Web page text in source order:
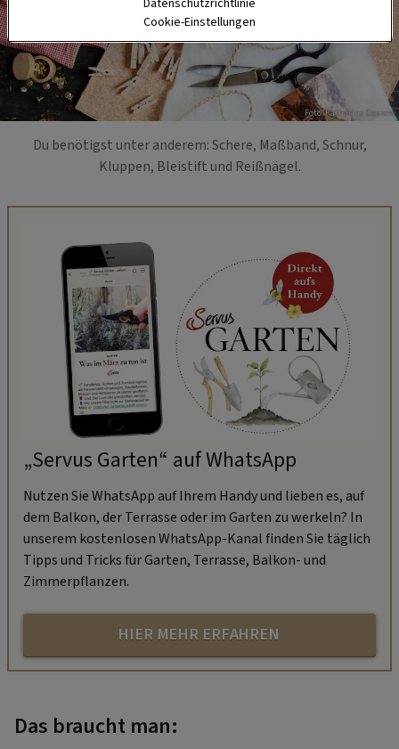
Foto: Katharina Gossow
Du benötigst unter anderem: Schere, Maßband, Schnur,
Kluppen, Bleistift und Reißnägel.
„Servus Garten“ auf WhatsApp
Nutzen Sie WhatsApp auf Ihrem Handy und lieben es, auf
dem Balkon, der Terrasse oder im Garten zu werkeln? In
unserem kostenlosen WhatsApp-Kanal finden Sie täglich
Tipps und Tricks für Garten, Terrasse, Balkon- und
Zimmerpflanzen.
HIER MEHR ERFAHREN
Das braucht man:
Datenschutzrichtlinie
Cookie-Einstellungen